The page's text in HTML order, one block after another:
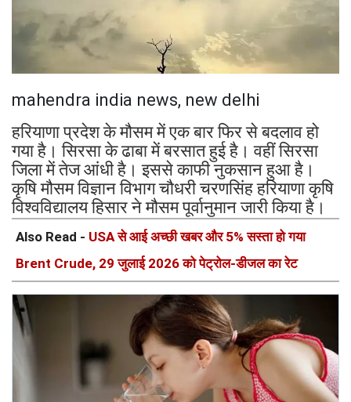
mahendra india news, new delhi
हरियाणा प्रदेश के मौसम में एक बार फिर से बदलाव हो
गया है। सिरसा के ढाबा में बरसात हुई है। वहीं सिरसा
जिला में तेज आंधी है। इससे काफी नुकसान हुआ है।
कृषि मौसम विज्ञान विभाग चौधरी चरणसिंह हरियाणा कृषि
विश्वविद्यालय हिसार ने मौसम पूर्वानुमान जारी किया है।
Also Read - USA से आई अच्छी खबर और 5% सस्ता हो गया
Brent Crude, 29 जुलाई 2026 को पेट्रोल-डीजल का रेट